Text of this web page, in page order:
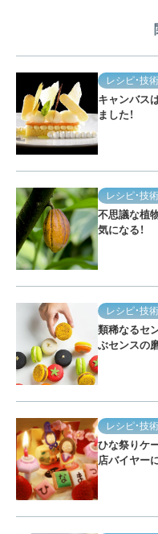
レシピ・技術
キャンバス
ました！
レシピ・技術
不思議な植
気になる！
レシピ・技術
類稀なるセ
ぶセンスの
レシピ・技術
ひな祭りケ
店バイヤー